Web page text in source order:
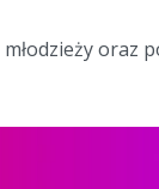
oraz